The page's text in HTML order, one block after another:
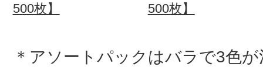
500枚】
500枚】
＊アソートパックはバラで3色